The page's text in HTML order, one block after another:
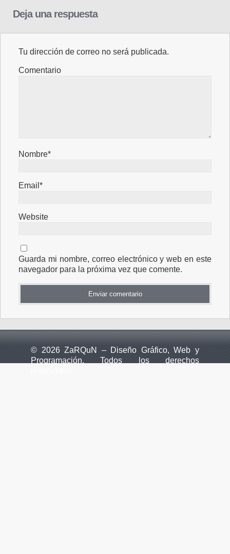
Deja una respuesta
Tu dirección de correo no será publicada.
Comentario
Nombre*
Email*
Website
Guarda mi nombre, correo electrónico y web en este
navegador para la próxima vez que comente.
© 2026 ZaRQuN – Diseño Gráfico, Web y
Programación. Todos los derechos